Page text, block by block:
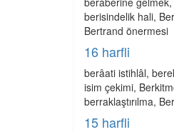
berisindelik hali,
Bertrand önermesi
16 harfli
berâati istihlâl,
isim çekimi,
berraklaştırılma,
15 harfli